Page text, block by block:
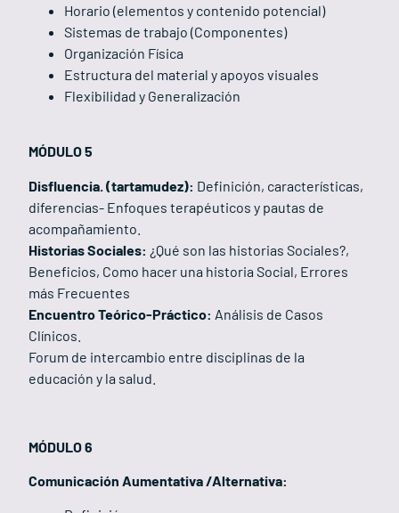
Horario (elementos y contenido potencial)
Sistemas de trabajo (Componentes)
Organización Física
Estructura del material y apoyos visuales
Flexibilidad y Generalización
MÓDULO 5
Disfluencia. (tartamudez): Definición, características,
diferencias- Enfoques terapéuticos y pautas de
acompañamiento.
Historias Sociales: ¿Qué son las historias Sociales?,
Beneficios, Como hacer una historia Social, Errores
más Frecuentes
Encuentro Teórico-Práctico: Análisis de Casos
Clínicos.
Forum de intercambio entre disciplinas de la
educación y la salud.
MÓDULO 6
Comunicación Aumentativa /Alternativa: